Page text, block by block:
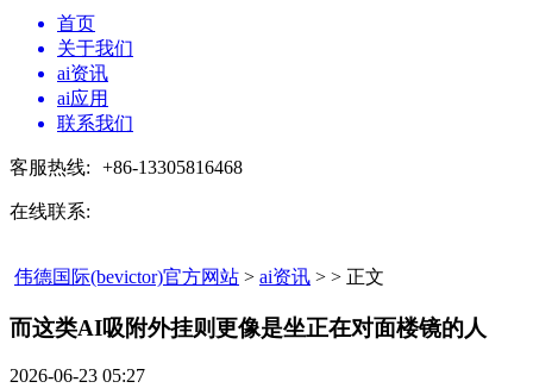
首页
关于我们
ai资讯
ai应用
联系我们
客服热线: +86-13305816468
在线联系:
伟德国际(bevictor)官方网站 > ai资讯 > > 正文
而这类AI吸附外挂则更像是坐正在对面楼镜的人​
2026-06-23 05:27